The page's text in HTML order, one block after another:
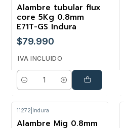
Alambre tubular flux
core 5Kg 0.8mm
E71T-GS Indura
$79.990
IVA INCLUIDO
Cantidad
11272 Indura
Alambre Mig 0.8mm